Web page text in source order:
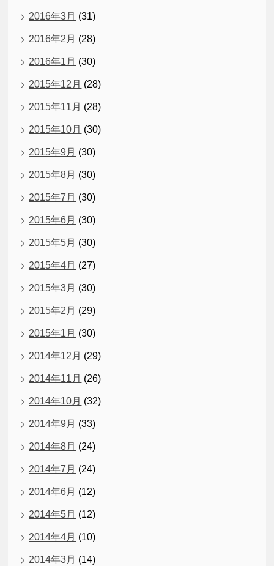
2016年3月 (31)
2016年2月 (28)
2016年1月 (30)
2015年12月 (28)
2015年11月 (28)
2015年10月 (30)
2015年9月 (30)
2015年8月 (30)
2015年7月 (30)
2015年6月 (30)
2015年5月 (30)
2015年4月 (27)
2015年3月 (30)
2015年2月 (29)
2015年1月 (30)
2014年12月 (29)
2014年11月 (26)
2014年10月 (32)
2014年9月 (33)
2014年8月 (24)
2014年7月 (24)
2014年6月 (12)
2014年5月 (12)
2014年4月 (10)
2014年3月 (14)